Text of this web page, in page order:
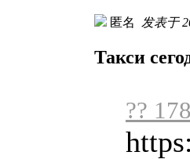
匿名 发表于
Такси
??